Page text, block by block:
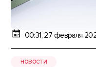
00:31, 27 февраля
НОВОСТИ